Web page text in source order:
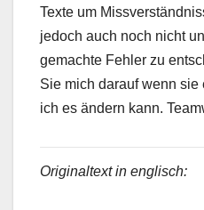
Texte um
jedoch auch noch nicht
gemachte Fehler zu
Sie mich darauf wenn
ich es ändern kann.
Originaltext in englisch: